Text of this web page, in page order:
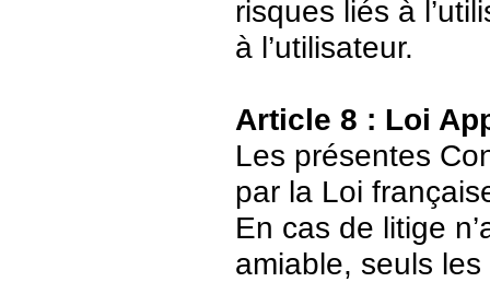
risques liés à
à l’utilisateur.
Article 8 : Loi
Les présentes
par la Loi
En cas de litige
amiable, seuls